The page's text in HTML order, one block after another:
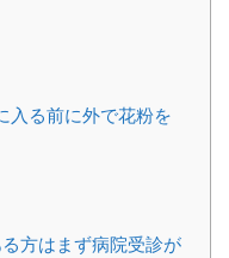
入る前に外で花粉を
方はまず病院受診が